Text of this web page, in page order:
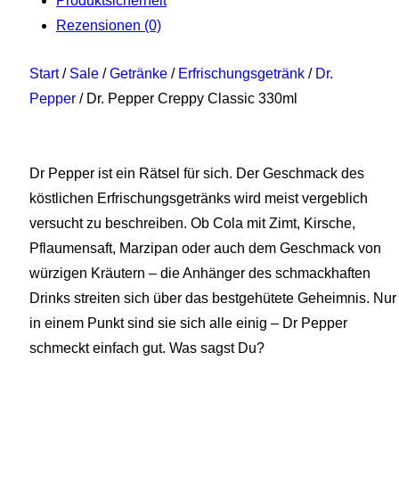
Rezensionen (0)
Start/ Sale /Getränke / Erfrischungsgetränk / Dr.
Pepper / Dr. Pepper Creppy Classic 330ml
Dr Pepper ist ein Rätsel für sich. Der Geschmack des
köstlichen Erfrischungsgetränks wird meist vergeblich
versucht zu beschreiben. Ob Cola mit Zimt, Kirsche,
Pflaumensaft, Marzipan oder auch dem Geschmack von
würzigen Kräutern – die Anhänger des schmackhaften
Drinks streiten sich über das bestgehütete Geheimnis. Nur
in einem Punkt sind sie sich alle einig – Dr Pepper
schmeckt einfach gut. Was sagst Du?